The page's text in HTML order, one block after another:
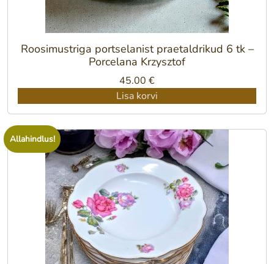
Roosimustriga portselanist praetaldrikud 6 tk –
Porcelana Krzysztof
45.00 €
Lisa korvi
Allahindlus!